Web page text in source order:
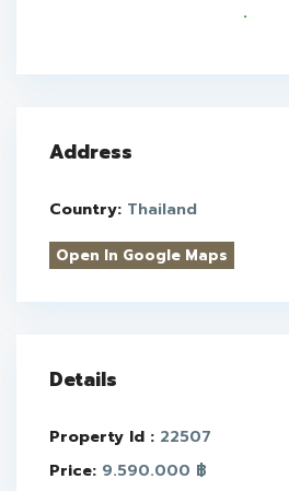
.
Address
Country: Thailand
Open In Google Maps
Details
Property Id : 22507
Price: 9.590.000 ฿